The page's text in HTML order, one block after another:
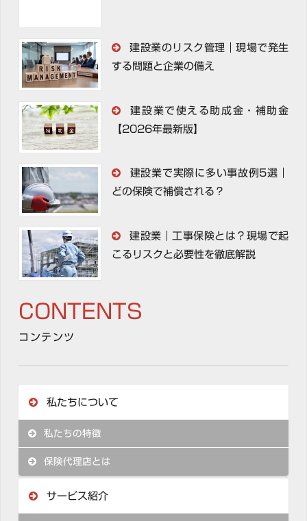
建設業のリスク管理｜現場で発生
する問題と企業の備え
建設業で使える助成金・補助金
【2026年最新版】
建設業で実際に多い事故例5選｜
どの保険で補償される？
建設業｜工事保険とは？現場で起
こるリスクと必要性を徹底解説
CONTENTS
コンテンツ
私たちについて
私たちの特徴
保険代理店とは
サービス紹介